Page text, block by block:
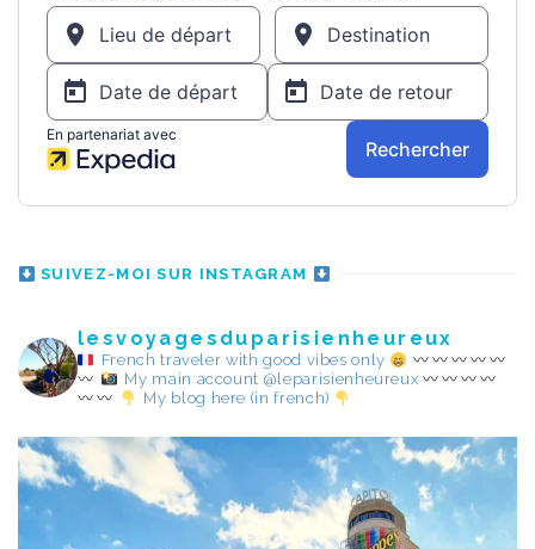
SUIVEZ-MOI SUR INSTAGRAM
lesvoyagesduparisienheureux
French traveler with good vibes only
My main account @leparisienheureux
My blog here (in french)